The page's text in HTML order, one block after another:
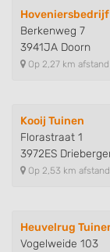
Berkenweg 7
3941JA Doorn
Op 2,27 km afstand
Kooij Tuinen
Florastraat 1
3972ES
Op 2,53 km afstand
Heuvelrug
Vogelweide 103